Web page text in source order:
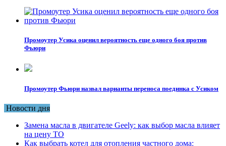
Промоутер Усика оценил вероятность еще одного боя против
Фьюри
Промоутер Фьюри назвал варианты переноса поединка с Усиком
Новости дня
Замена масла в двигателе Geely: как выбор масла влияет
на цену ТО
Как выбрать котел для отопления частного дома: